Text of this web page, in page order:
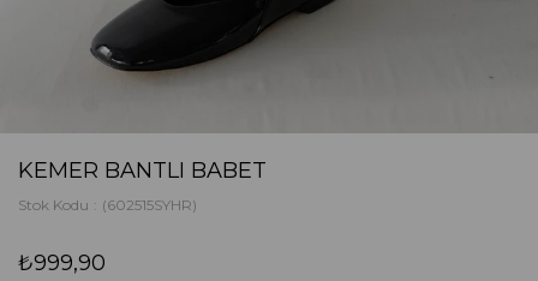
KEMER BANTLI BABET
Stok Kodu (602515SYHR)
₺999,90